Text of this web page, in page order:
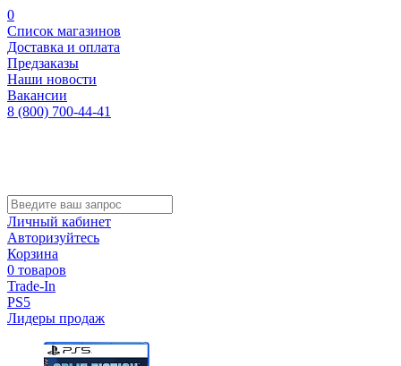
0
Список магазинов
Доставка и оплата
Предзаказы
Наши новости
Вакансии
8 (800) 700-44-41
Личный кабинет
Авторизуйтесь
Корзина
0 товаров
Trade-In
PS5
Лидеры продаж